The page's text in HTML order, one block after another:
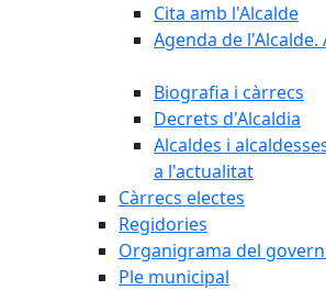
Cita amb l'Alcalde
Agenda de l'Alcalde.
Biografia i càrrecs
Decrets d'Alcaldia
Alcaldes i
a l'actualitat
Càrrecs electes
Regidories
Organigrama del
Ple municipal